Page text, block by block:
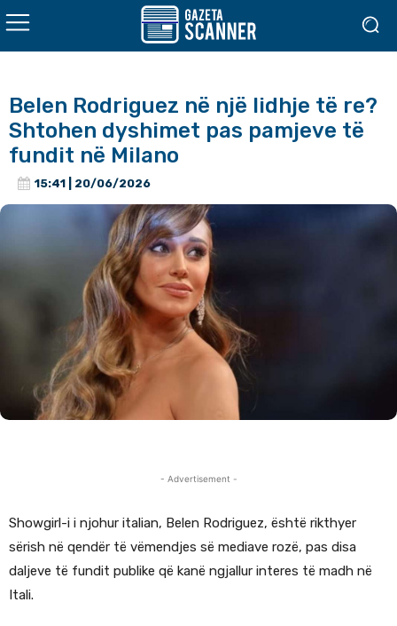
Belen Rodriguez në një lidhje të re?
Shtohen dyshimet pas pamjeve të
fundit në Milano
15:41 | 20/06/2026
- Advertisement -
Showgirl-i i njohur italian, Belen Rodriguez, është rikthyer
sërish në qendër të vëmendjes së mediave rozë, pas disa
daljeve të fundit publike që kanë ngjallur interes të madh në
Itali.